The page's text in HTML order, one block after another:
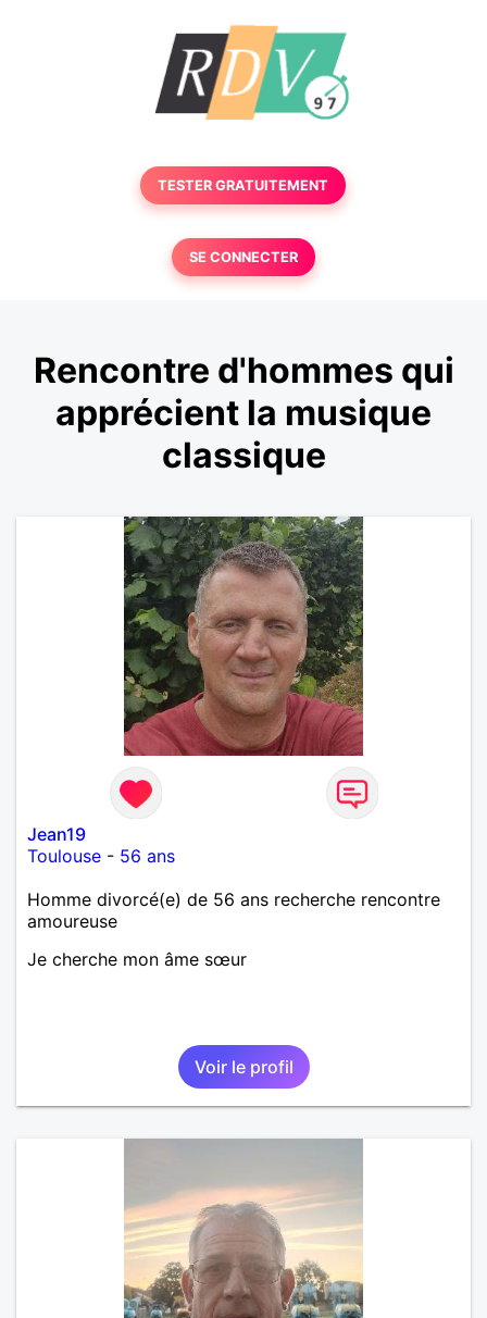
TESTER GRATUITEMENT
SE CONNECTER
Rencontre d'hommes qui
apprécient la musique
classique
Jean19
Toulouse - 56 ans
Homme divorcé(e) de 56 ans recherche rencontre
amoureuse
Je cherche mon âme sœur
Voir le profil